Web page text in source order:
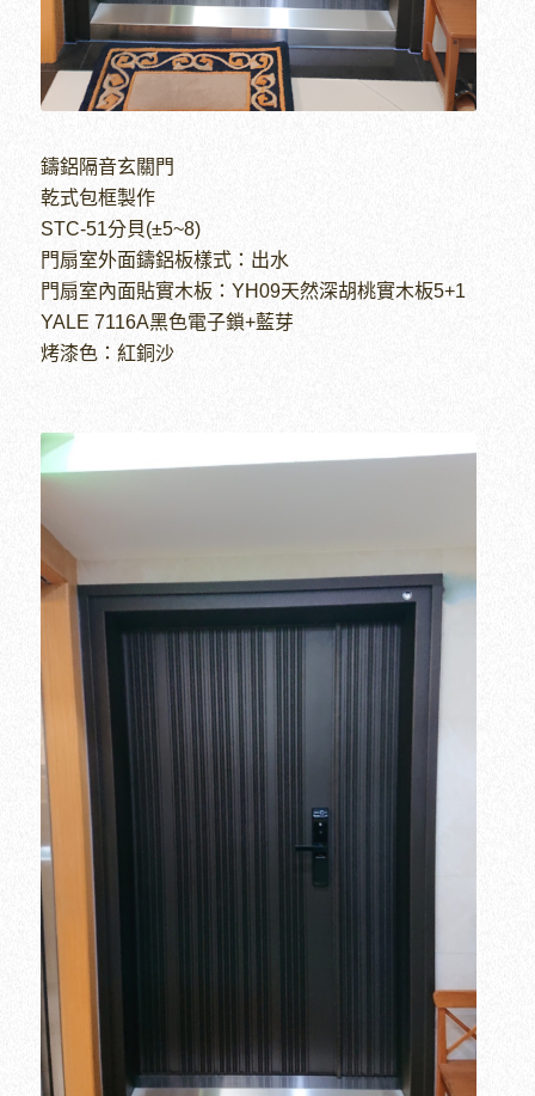
鑄鋁隔音玄關門
乾式包框製作
STC-51分貝(±5~8)
門扇室外面鑄鋁板樣式：出水
門扇室內面貼實木板：YH09天然深胡桃實木板5+1
YALE 7116A黑色電子鎖+藍芽
烤漆色：紅銅沙